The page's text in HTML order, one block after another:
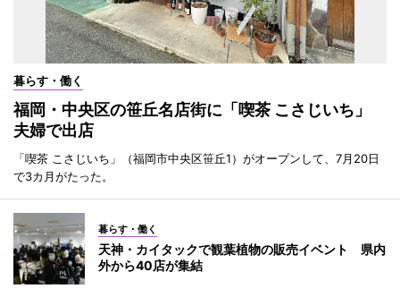
暮らす・働く
福岡・中央区の笹丘名店街に「喫茶 こさじいち」
夫婦で出店
「喫茶 こさじいち」（福岡市中央区笹丘1）がオープンして、7月20日
で3カ月がたった。
暮らす・働く
天神・カイタックで観葉植物の販売イベント 県内
外から40店が集結